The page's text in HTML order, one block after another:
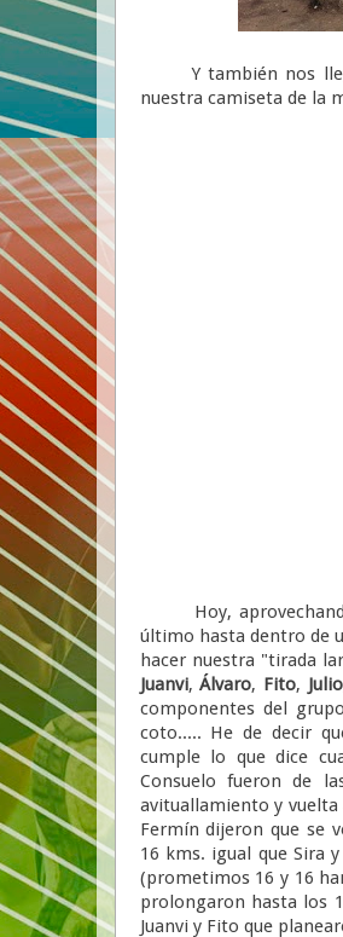
Y también nos
nuestra camiseta de la
Hoy, aprovechando
último hasta dentro de
hacer nuestra "tirada
Juanvi,Álvaro, Fito, Julio
componentes del
coto..... He de decir
cumple lo que dice
Consuelo fueron de
avituallamiento y vuelta
Fermín dijeron que se
16 kms. igual que Sira
(prometimos 16 y 16
prolongaron hasta los
Juanvi y Fito que